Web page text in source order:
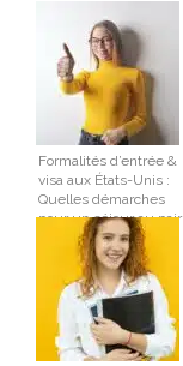
Formalités d’entrée &
visa aux États-Unis :
Quelles démarches
pour un séjour au pair